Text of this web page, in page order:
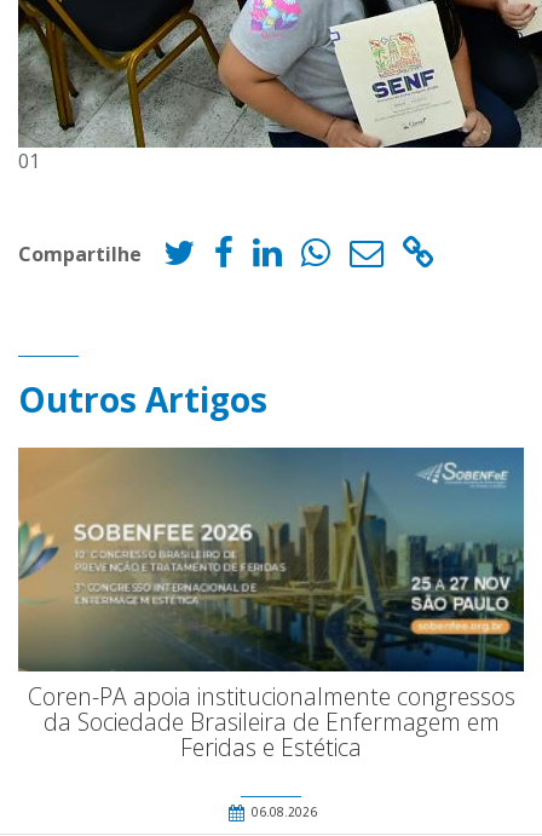
01
Compartilhe
Outros Artigos
Coren-PA apoia institucionalmente congressos
da Sociedade Brasileira de Enfermagem em
Feridas e Estética
06.08.2026